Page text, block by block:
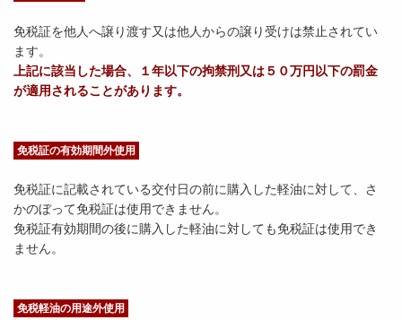
免税証を他人へ譲り渡す又は他人からの譲り受けは禁止されてい
ます。
上記に該当した場合、１年以下の拘禁刑又は５０万円以下の罰金
が適用されることがあります。
免税証の有効期間外使用
免税証に記載されている交付日の前に購入した軽油に対して、さ
かのぼって免税証は使用できません。
免税証有効期間の後に購入した軽油に対しても免税証は使用でき
ません。
免税軽油の用途外使用